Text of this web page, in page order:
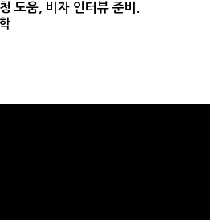
도움, 비자 인터뷰 준비.